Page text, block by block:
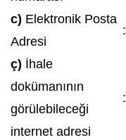
c) Elektronik Posta
Adresi
:
ç) İhale
dokümanının
görülebileceği
internet adresi
: